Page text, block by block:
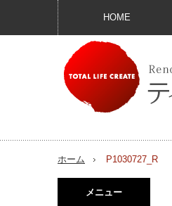
HOME
ホーム P1030727_R
メニュー